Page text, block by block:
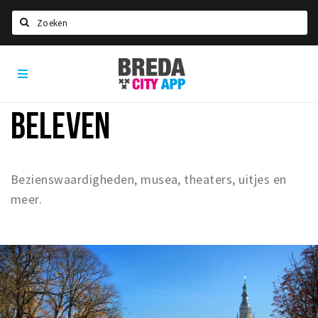
Home
Deals
Nieuws, interviews & blogs
Slapen
Recreatief
Winkels
Breda
City
App
BELEVEN
Bezienswaardigheden, musea, theaters, uitjes en
meer.